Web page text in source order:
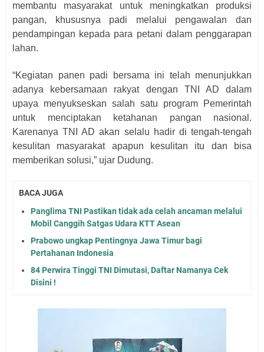
membantu masyarakat untuk meningkatkan produksi
pangan, khususnya padi melalui pengawalan dan
pendampingan kepada para petani dalam penggarapan
lahan.
“Kegiatan panen padi bersama ini telah menunjukkan
adanya kebersamaan rakyat dengan TNI AD dalam
upaya menyukseskan salah satu program Pemerintah
untuk menciptakan ketahanan pangan nasional.
Karenanya TNI AD akan selalu hadir di tengah-tengah
kesulitan masyarakat apapun kesulitan itu dan bisa
memberikan solusi,” ujar Dudung.
BACA JUGA
Panglima TNI Pastikan tidak ada celah ancaman melalui
Mobil Canggih Satgas Udara KTT Asean
Prabowo ungkap Pentingnya Jawa Timur bagi
Pertahanan Indonesia
84 Perwira Tinggi TNI Dimutasi, Daftar Namanya Cek
Disini !